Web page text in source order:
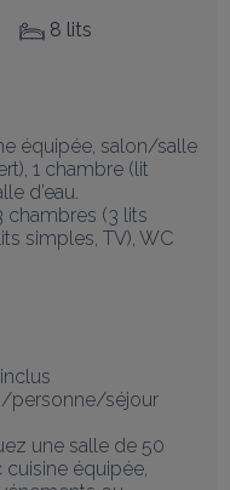
8 lits
équipée, salon/salle
1 chambre (lit
d’eau.
chambres (3 lits
simples, TV), WC
personne/séjour
une salle de 50
équipée,